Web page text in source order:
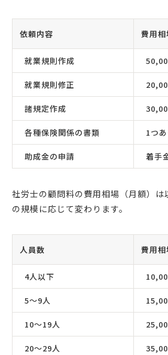
依頼内容 費用相
就業規則作成
就業規則修正
諸規定作成
各種保険関係の書類 1つ
助成金の申請 着手
社労士の顧問料の費用相場（月額）は
の規模に応じて変わります。
人員数 費用相
4人以下
5〜9人
10〜19人
20〜29人